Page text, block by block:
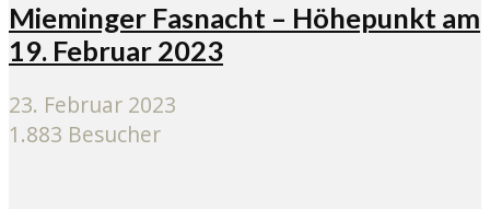
Mieminger Fasnacht – Höhepunkt am
19. Februar 2023
23. Februar 2023
1.883 Besucher